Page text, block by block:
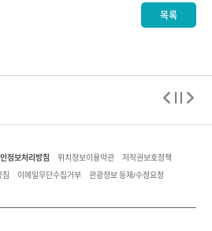
목록
정보처리방침 위치정보이용약관 저작권보호정책
침 이메일무단수집거부 관광정보 등재/수정요청